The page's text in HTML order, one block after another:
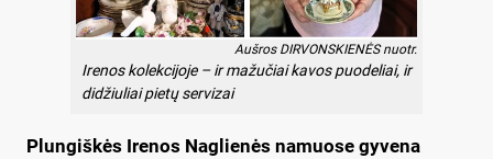
Aušros DIRVONSKIENĖS nuotr.
Irenos kolekcijoje – ir mažučiai kavos puodeliai, ir
didžiuliai pietų servizai
Plungiškės Irenos Naglienės namuose gyvena